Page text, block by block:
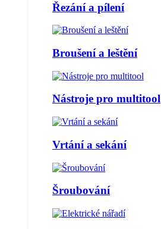
Řezání a pílení
Broušení a leštění
Nástroje pro multitool
Vrtání a sekání
Šroubování